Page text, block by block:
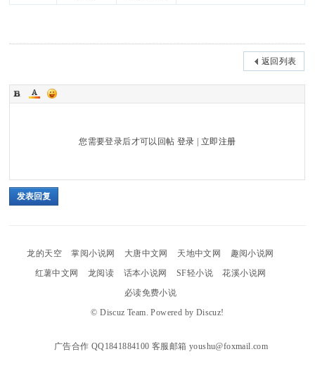
返回列表
您需要登录后才可以回帖登录 |立即注册
发表回复
龙的天空 掌阅小说网 大唐中文网 天地中文网
趣阅小说网
红薯中文网
龙阅读 话本小说网 SF轻小说
花溪小说网
必读免费小说
©Discuz Team. Powered by Discuz!
广告合作 QQ1841884100 客服邮箱 youshu@foxmail.com